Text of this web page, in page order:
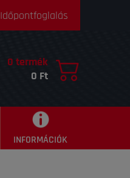
Időpontfoglalás
0 termék
0 Ft
INFORMÁCIÓK